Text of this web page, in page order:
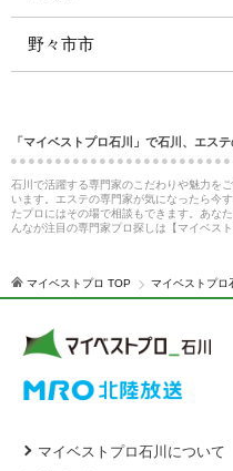
野々市市
「マイベストプロ石川」で石川、エス
石川で活躍する専門家のこだわりや魅力を
います。エステの専門家が気になったら今
たプロにはその場で相談もできます。あな
んなが注目の専門家プロ探しは【マイベスト
マイベストプロ TOP マイベストプロ
マイベストプロ石川について